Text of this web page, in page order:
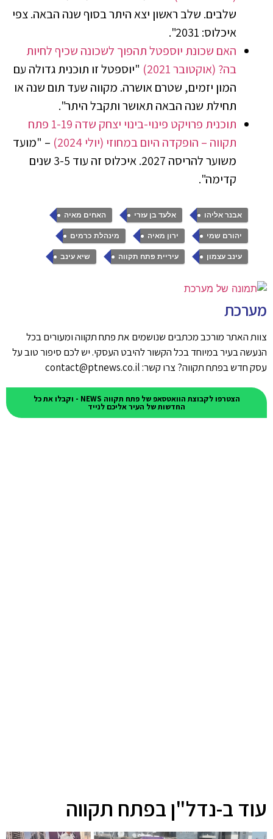
שלבים. שלב ראשון יצא היתר בסוף שנה הבאה. צפי
איכלוס: 2031".
האם שכונת יוספטל תהפוך לשכונה שכיף לחיות
בה? (אוקטובר 2021)
"יוספטל זו תוכנית גדולה עם
המון יזמים, שטרם אושרה. מקווה שעד תום שנה או
תחילת שנה הבאה תאושר ותקבל היתר".
תוכנית פרויקט פינוי-בינוי יצחק שדה 1-19 פתח
תקווה – הופקדה היום במחוזי (יולי 2024)
– "מועד
משוער להריסה 2027. איכלוס זה עוד 3-5 שנים
קדימה".
אבנר אליהו , אלעד בן עזרי , האחים מאיה ,
יהורם שמי , ירון מאיה , מינהלת כרמים ,
עינב עצמון , עיריית פתח תקווה , שיא עינב
מערכת
צוות האתר מורכב מכתבים שנושמים את פתח תקווה ומעורים בכל
הנעשה בעיר במיוחד בכל הקשור להיבט העסקי. יש לכם סיפור טוב על
עסק חדש בפתח תקווה? צרו קשר: contact@ptnews.co.il
הצטרפו לקבוצת הוואטסאפ של פתח תקווה NEWS - וקבלו את כל
החדשות של העיר אליכם לנייד
עוד ב-נדל"ן בפתח תקווה